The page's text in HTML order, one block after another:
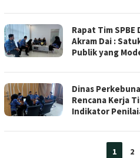
Rapat Tim
Akram Dai :
Publik yang
Dinas
Rencana Kerja
Indikator
1 2